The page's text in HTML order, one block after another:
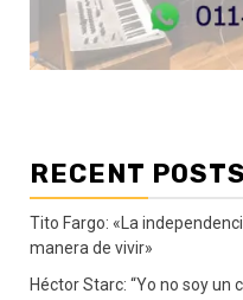
RECENT POSTS
Tito Fargo: «La
manera de vivir»
Héctor Starc: “Yo no soy un